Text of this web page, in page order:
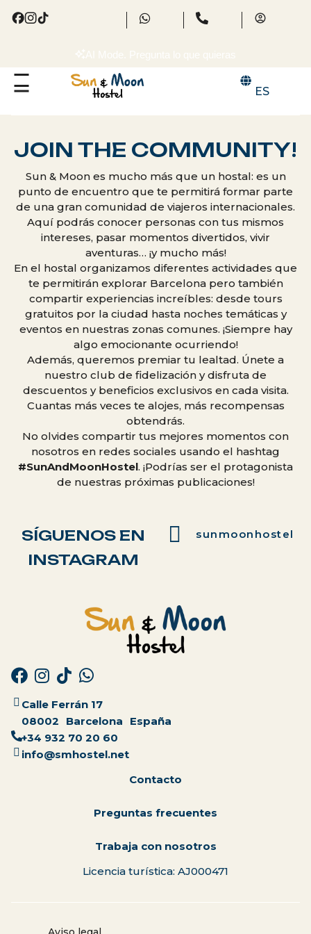
ES
JOIN THE COMMUNITY!
Sun & Moon es mucho más que un hostal: es un
punto de encuentro que te permitirá formar parte
de una gran comunidad de viajeros internacionales.
Aquí podrás conocer personas con tus mismos
intereses, pasar momentos divertidos, vivir
aventuras… ¡y mucho más!
En el hostal organizamos diferentes actividades que
te permitirán explorar Barcelona pero también
compartir experiencias increíbles: desde tours
gratuitos por la ciudad hasta noches temáticas y
eventos en nuestras zonas comunes. ¡Siempre hay
algo emocionante ocurriendo!
Además, queremos premiar tu lealtad. Únete a
nuestro club de fidelización y disfruta de
descuentos y beneficios exclusivos en cada visita.
Cuantas más veces te alojes, más recompensas
obtendrás.
No olvides compartir tus mejores momentos con
nosotros en redes sociales usando el hashtag
#SunAndMoonHostel. ¡Podrías ser el protagonista
de nuestras próximas publicaciones!
SÍGUENOS EN
INSTAGRAM
sunmoonhostel
Calle Ferrán 17
08002
Barcelona
España
+34 932 70 20 60
info@smhostel.net
Contacto
Preguntas frecuentes
Trabaja con nosotros
Licencia turística: AJ000471